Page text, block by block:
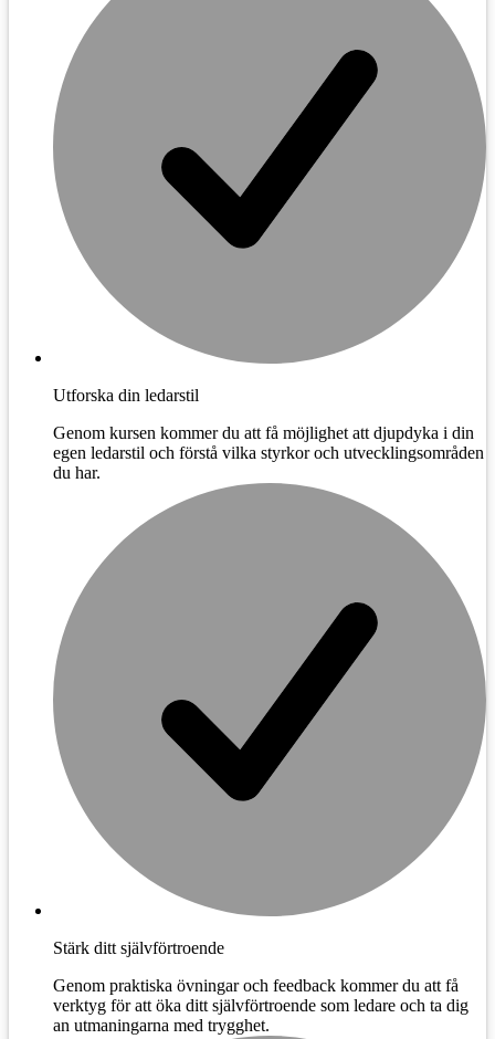
Utforska din ledarstil
Genom kursen kommer du att få möjlighet att djupdyka i din
egen ledarstil och förstå vilka styrkor och utvecklingsområden
du har.
Stärk ditt självförtroende
Genom praktiska övningar och feedback kommer du att få
verktyg för att öka ditt självförtroende som ledare och ta dig
an utmaningarna med trygghet.